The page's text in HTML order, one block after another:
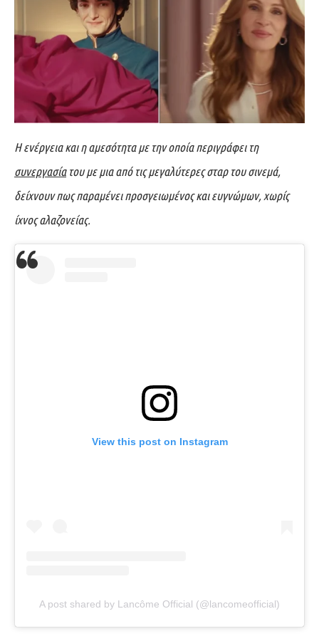
Η ενέργεια και η αμεσότητα με την οποία περιγράφει τη
συνεργασία του με μια από τις μεγαλύτερες σταρ του σινεμά,
δείχνουν πως παραμένει προσγειωμένος και ευγνώμων, χωρίς
ίχνος αλαζονείας.
View this post on Instagram
A post shared by Lancôme Official (@lancomeofficial)